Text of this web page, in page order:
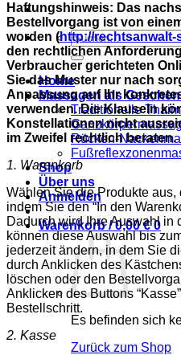
Suchen
nach:
Home
Massagen als
Traditionelle
Rücken-
Shop
Über uns
Anmelden
Warenkorb /0,00€ 0
Es befinden sich
Zurück zum Shop
Haftungshinweis: Das
Bestellvorgang ist von
worden (http://rechtsanwalt-
den rechtlichen
Verbraucher gerichteten
Sie das Muster nur nach
Anpassung auf Ihr
verwenden. Die Klauseln
Konstellationen nicht
im Zweifel rechtlich beraten.
1. Warenkorb
Wählen Sie die Produkte
indem Sie den “In den
Dadurch wird Ihre Auswahl in
können diese Auswahl bis
jederzeit ändern, in dem Sie
durch Anklicken des
löschen oder den
Anklicken des Buttons
Bestellschritt.
2. Kasse